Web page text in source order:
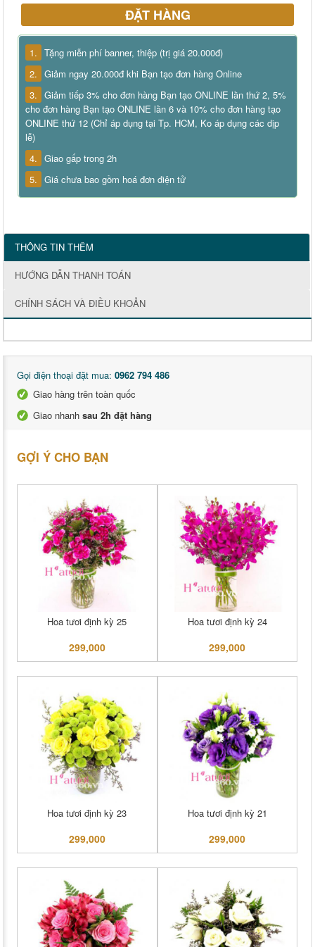
ĐẶT HÀNG
1. Tặng miễn phí banner, thiệp (trị giá 20.000đ)
2. Giảm ngay 20.000đ khi Bạn tạo đơn hàng Online
3. Giảm tiếp 3% cho đơn hàng Bạn tạo ONLINE lần thứ 2, 5%
cho đơn hàng Bạn tạo ONLINE lần 6 và 10% cho đơn hàng tạo
ONLINE thứ 12 (Chỉ áp dụng tại Tp. HCM, Ko áp dụng các dịp
lễ)
4. Giao gấp trong 2h
5. Giá chưa bao gồm hoá đơn điện tử
THÔNG TIN THÊM
HƯỚNG DẪN THANH TOÁN
CHÍNH SÁCH VÀ ĐIỀU KHOẢN
Gọi điện thoại đặt mua: 0962 794 486
Giao hàng trên toàn quốc
Giao nhanh sau 2h đặt hàng
GỢI Ý CHO BẠN
Hoa tươi định kỳ 25
299,000
Hoa tươi định kỳ 24
299,000
Hoa tươi định kỳ 23
299,000
Hoa tươi định kỳ 21
299,000